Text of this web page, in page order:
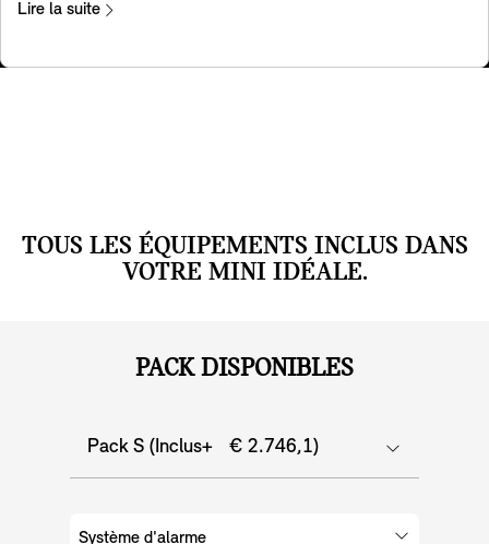
et aux vibrations en déclenchant un signal sonore et en
dans le rétroviseur intérieur indique que le système a
Lire la suite
TOUS LES ÉQUIPEMENTS INCLUS DANS
VOTRE MINI IDÉALE.
PACK DISPONIBLES
Pack S (Inclus+ € 2.746,1)
Système d'alarme